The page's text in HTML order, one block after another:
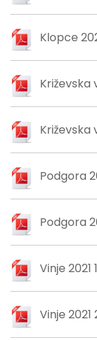
Klopce
Križevska
Križevska
Podgora
Podgora
Vinje 2021 1
Vinje 2021